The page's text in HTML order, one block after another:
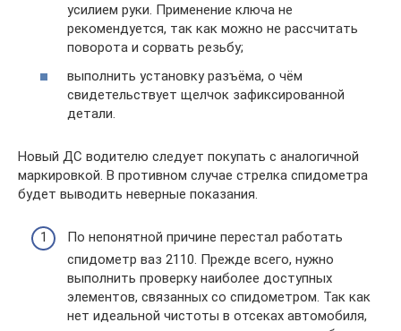
усилием руки. Применение ключа не
рекомендуется, так как можно не рассчитать
поворота и сорвать резьбу;
выполнить установку разъёма, о чём
свидетельствует щелчок зафиксированной
детали.
Новый ДС водителю следует покупать с аналогичной
маркировкой. В противном случае стрелка спидометра
будет выводить неверные показания.
По непонятной причине перестал работать
спидометр ваз 2110. Прежде всего, нужно
выполнить проверку наиболее доступных
элементов, связанных со спидометром. Так как
нет идеальной чистоты в отсеках автомобиля,